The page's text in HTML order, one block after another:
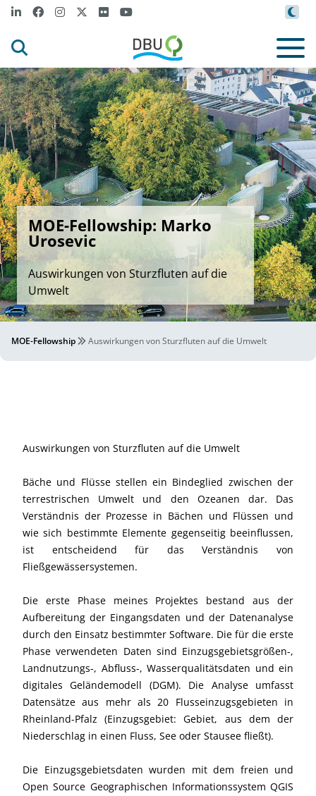
MOE-Fellowship: Marko
Urosevic
Auswirkungen von Sturzfluten auf die
Umwelt
MOE-Fellowship Auswirkungen von Sturzfluten auf die Umwelt
Auswirkungen von Sturzfluten auf die Umwelt
Bäche und Flüsse stellen ein Bindeglied zwischen der
terrestrischen Umwelt und den Ozeanen dar. Das
Verständnis der Prozesse in Bächen und Flüssen und
wie sich bestimmte Elemente gegenseitig beeinflussen,
ist entscheidend für das Verständnis von
Fließgewässersystemen.
Die erste Phase meines Projektes bestand aus der
Aufbereitung der Eingangsdaten und der Datenanalyse
durch den Einsatz bestimmter Software. Die für die erste
Phase verwendeten Daten sind Einzugsgebietsgrößen-,
Landnutzungs-, Abfluss-, Wasserqualitätsdaten und ein
digitales Geländemodell (DGM). Die Analyse umfasst
Datensätze aus mehr als 20 Flusseinzugsgebieten in
Rheinland-Pfalz (Einzugsgebiet: Gebiet, aus dem der
Niederschlag in einen Fluss, See oder Stausee fließt).
Die Einzugsgebietsdaten wurden mit dem freien und
Open Source Geographischen Informationssystem QGIS